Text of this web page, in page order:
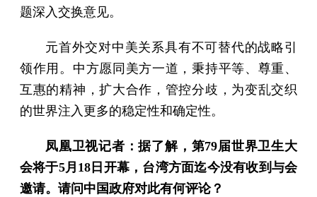
题深入交换意见。
元首外交对中美关系具有不可替代的战略引
领作用。中方愿同美方一道，秉持平等、尊重、
互惠的精神，扩大合作，管控分歧，为变乱交织
的世界注入更多的稳定性和确定性。
凤凰卫视记者：据了解，第79届世界卫生大
会将于5月18日开幕，台湾方面迄今没有收到与会
邀请。请问中国政府对此有何评论？